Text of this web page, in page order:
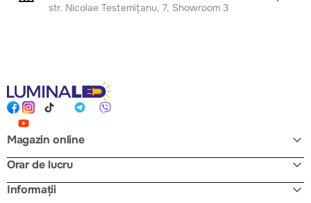
str. Nicolae Testemițanu, 7, Showroom 3
Magazin online
Orar de lucru
Informații